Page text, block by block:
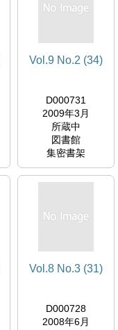
Vol.9 No.2 (34)
D000731
2009年3月
所蔵中
図書館
集密書架
Vol.8 No.3 (31)
D000728
2008年6月